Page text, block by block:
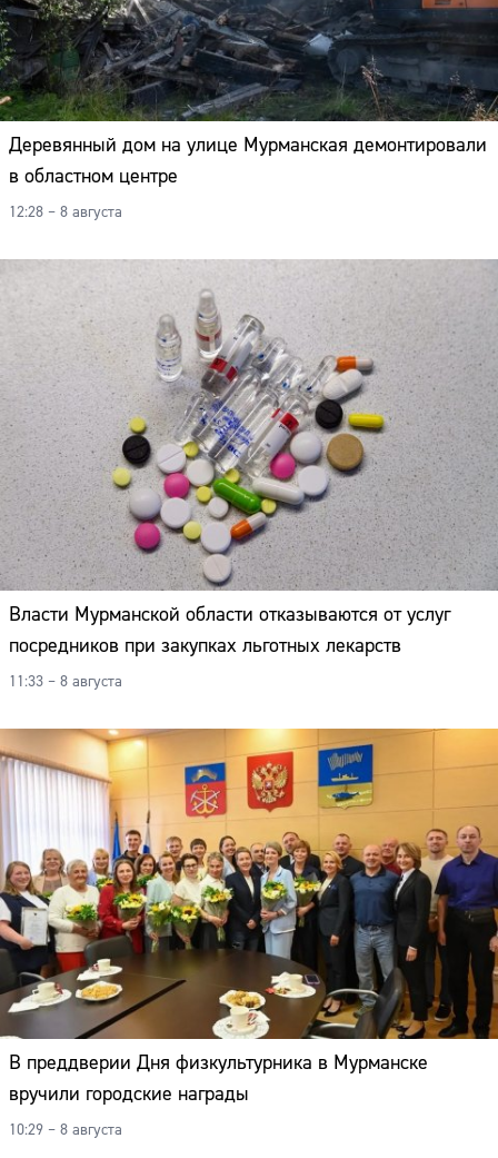
Деревянный дом на улице Мурманская демонтировали
в областном центре
12:28 – 8 августа
Власти Мурманской области отказываются от услуг
посредников при закупках льготных лекарств
11:33 – 8 августа
В преддверии Дня физкультурника в Мурманске
вручили городские награды
10:29 – 8 августа